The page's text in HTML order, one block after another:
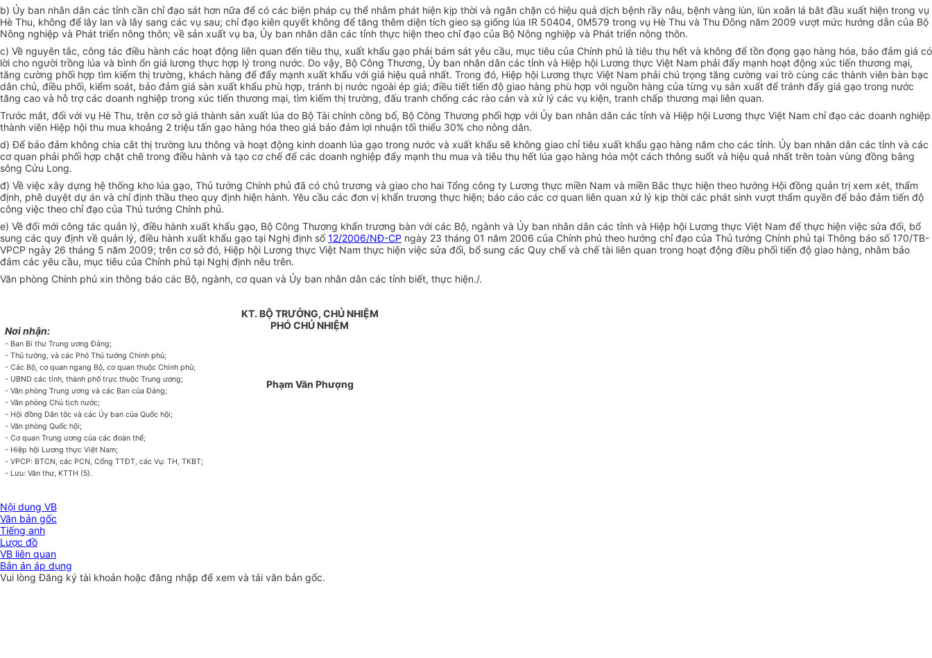
b) Ủy ban nhân dân các tỉnh cần chỉ đạo sát hơn nữa để có các biện pháp cụ thể nhằm phát hiện kịp thời và ngăn chặn có hiệu quả dịch bệnh rầy nâu, bệnh vàng lùn, lùn xoắn lá bắt đầu xuất hiện trong vụ
Hè Thu, không để lây lan và lây sang các vụ sau; chỉ đạo kiên quyết không để tăng thêm diện tích gieo sạ giống lúa IR 50404, 0M579 trong vụ Hè Thu và Thu Đông năm 2009 vượt mức hướng dẫn của Bộ
Nông nghiệp và Phát triển nông thôn; về sản xuất vụ ba, Ủy ban nhân dân các tỉnh thực hiện theo chỉ đạo của Bộ Nông nghiệp và Phát triển nông thôn.
c) Về nguyên tắc, công tác điều hành các hoạt động liên quan đến tiêu thụ, xuất khẩu gạo phải bám sát yêu cầu, mục tiêu của Chính phủ là tiêu thụ hết và không để tồn đọng gạo hàng hóa, bảo đảm giá có
lời cho người trồng lúa và bình ổn giá lương thực hợp lý trong nước. Do vậy, Bộ Công Thương, Ủy ban nhân dân các tỉnh và Hiệp hội Lương thực Việt Nam phải đẩy mạnh hoạt động xúc tiến thương mại,
tăng cường phối hợp tìm kiếm thị trường, khách hàng để đẩy mạnh xuất khẩu với giá hiệu quả nhất. Trong đó, Hiệp hội Lương thực Việt Nam phải chú trọng tăng cường vai trò cùng các thành viên bàn bạc
dân chủ, điều phối, kiểm soát, bảo đảm giá sàn xuất khẩu phù hợp, tránh bị nước ngoài ép giá; điều tiết tiến độ giao hàng phù hợp với nguồn hàng của từng vụ sản xuất để tránh đẩy giá gạo trong nước
tăng cao và hỗ trợ các doanh nghiệp trong xúc tiến thương mại, tìm kiếm thị trường, đấu tranh chống các rào cản và xử lý các vụ kiện, tranh chấp thương mại liên quan.
Trước mắt, đối với vụ Hè Thu, trên cơ sở giá thành sản xuất lúa do Bộ Tài chính công bố, Bộ Công Thương phối hợp với Ủy ban nhân dân các tỉnh và Hiệp hội Lương thực Việt Nam chỉ đạo các doanh nghiệp
thành viên Hiệp hội thu mua khoảng 2 triệu tấn gạo hàng hóa theo giá bảo đảm lợi nhuận tối thiểu 30% cho nông dân.
d) Để bảo đảm không chia cắt thị trường lưu thông và hoạt động kinh doanh lúa gạo trong nước và xuất khẩu sẽ không giao chỉ tiêu xuất khẩu gạo hàng năm cho các tỉnh. Ủy ban nhân dân các tỉnh và các
cơ quan phải phối hợp chặt chẽ trong điều hành và tạo cơ chế để các doanh nghiệp đẩy mạnh thu mua và tiêu thụ hết lúa gạo hàng hóa một cách thông suốt và hiệu quả nhất trên toàn vùng đồng bằng
sông Cửu Long.
đ) Về việc xây dựng hệ thống kho lúa gạo, Thủ tướng Chính phủ đã có chủ trương và giao cho hai Tổng công ty Lương thực miền Nam và miền Bắc thực hiện theo hướng Hội đồng quản trị xem xét, thẩm
định, phê duyệt dự án và chỉ định thầu theo quy định hiện hành. Yêu cầu các đơn vị khẩn trương thực hiện; báo cáo các cơ quan liên quan xử lý kịp thời các phát sinh vượt thẩm quyền để bảo đảm tiến độ
công việc theo chỉ đạo của Thủ tướng Chính phủ.
e) Về đổi mới công tác quản lý, điều hành xuất khẩu gạo, Bộ Công Thương khẩn trương bàn với các Bộ, ngành và Ủy ban nhân dân các tỉnh và Hiệp hội Lương thực Việt Nam để thực hiện việc sửa đổi, bổ
sung các quy định về quản lý, điều hành xuất khẩu gạo tại Nghị định số12/2006/NĐ-CP ngày 23 tháng 01 năm 2006 của Chính phủ theo hướng chỉ đạo của Thủ tướng Chính phủ tại Thông báo số 170/TB-
VPCP ngày 26 tháng 5 năm 2009; trên cơ sở đó, Hiệp hội Lương thực Việt Nam thực hiện việc sửa đổi, bổ sung các Quy chế và chế tài liên quan trong hoạt động điều phối tiến độ giao hàng, nhằm bảo
đảm các yêu cầu, mục tiêu của Chính phủ tại Nghị định nêu trên.
Văn phòng Chính phủ xin thông báo các Bộ, ngành, cơ quan và Ủy ban nhân dân các tỉnh biết, thực hiện./.
Nơi nhận:
- Ban Bí thư Trung ương Đảng;
- Thủ tướng, và các Phó Thủ tướng Chính phủ;
- Các Bộ, cơ quan ngang Bộ, cơ quan thuộc Chính phủ;
- UBND các tỉnh, thành phố trực thuộc Trung ương;
- Văn phòng Trung ương và các Ban của Đảng;
- Văn phòng Chủ tịch nước;
- Hội đồng Dân tộc và các Ủy ban của Quốc hội;
- Văn phòng Quốc hội;
- Cơ quan Trung ương của các đoàn thể;
- Hiệp hội Lương thực Việt Nam;
- VPCP: BTCN, các PCN, Cổng TTĐT, các Vụ: TH, TKBT;
- Lưu: Văn thư, KTTH (5).
KT. BỘ TRƯỞNG, CHỦ NHIỆM
PHÓ CHỦ NHIỆM
Phạm Văn Phượng
Nội dung VB
Văn bản gốc
Tiếng anh
Lược đồ
VB liên quan
Bản án áp dụng
Vui lòngĐăng ký tài khoản hoặc đăng nhập để xem và tải văn bản gốc.